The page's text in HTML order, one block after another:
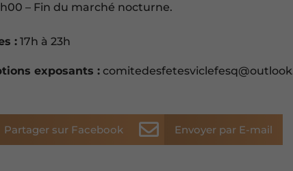
– Fin du marché nocturne.
: 17h à 23h
exposants :
Partager sur Facebook  Envoyer par E-mail